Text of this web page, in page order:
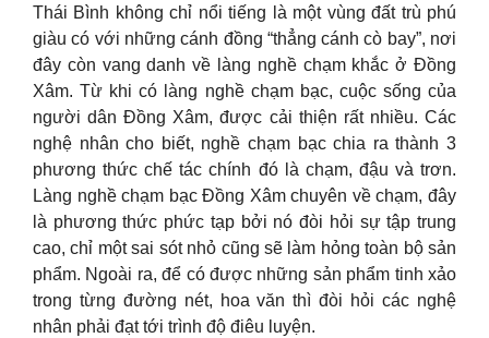
Thái Bình không chỉ nổi tiếng là một vùng đất trù phú
giàu có với những cánh đồng “thẳng cánh cò bay”, nơi
đây còn vang danh về làng nghề chạm khắc ở Đồng
Xâm. Từ khi có làng nghề chạm bạc, cuộc sống của
người dân Đồng Xâm, được cải thiện rất nhiều. Các
nghệ nhân cho biết, nghề chạm bạc chia ra thành 3
phương thức chế tác chính đó là chạm, đậu và trơn.
Làng nghề chạm bạc Đồng Xâm chuyên về chạm, đây
là phương thức phức tạp bởi nó đòi hỏi sự tập trung
cao, chỉ một sai sót nhỏ cũng sẽ làm hỏng toàn bộ sản
phẩm. Ngoài ra, để có được những sản phẩm tinh xảo
trong từng đường nét, hoa văn thì đòi hỏi các nghệ
nhân phải đạt tới trình độ điêu luyện.